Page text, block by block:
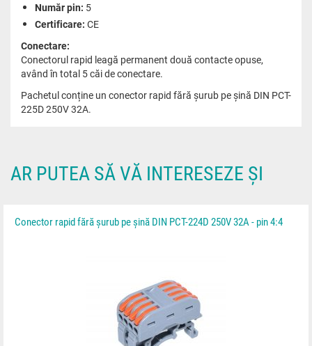
Număr pin: 5
Certificare: CE
Conectare:
Conectorul rapid leagă permanent două contacte opuse,
având în total 5 căi de conectare.
Pachetul conține un conector rapid fără șurub pe șină DIN PCT-
225D 250V 32A.
AR PUTEA SĂ VĂ INTERESEZE ȘI
Conector rapid fără șurub pe șină DIN PCT-224D 250V 32A - pin 4:4